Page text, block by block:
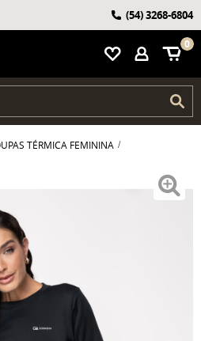
0
(54)3268-6804
TÉRMICA FEMININA